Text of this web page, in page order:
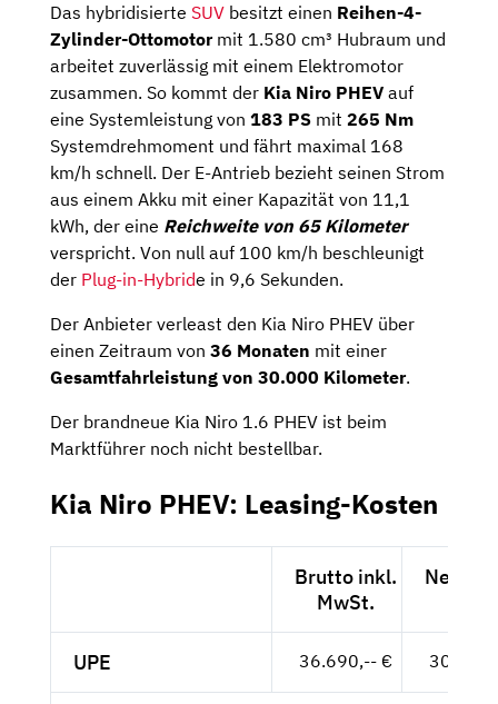
Das hybridisierte SUV besitzt einen Reihen-4-
Zylinder-Ottomotormit 1.580 cm³ Hubraum und
arbeitet zuverlässig mit einem Elektromotor
zusammen. So kommt der Kia Niro PHEV auf
eine Systemleistung von 183 PS mit 265 Nm
Systemdrehmoment und fährt maximal 168
km/h schnell. Der E-Antrieb bezieht seinen Strom
aus einem Akku mit einer Kapazität von 11,1
kWh, der eine Reichweite von 65 Kilometer
verspricht. Von null auf 100 km/h beschleunigt
der Plug-in-Hybride in 9,6 Sekunden.
Der Anbieter verleast den Kia Niro PHEV über
einen Zeitraum von 36 Monaten mit einer
Gesamtfahrleistung von 30.000 Kilometer.
Der brandneue Kia Niro 1.6 PHEV ist beim
Marktführer noch nicht bestellbar.
Kia Niro PHEV: Leasing-Kosten
Brutto inkl.
MwSt.
Netto
UPE 36.690,-- €